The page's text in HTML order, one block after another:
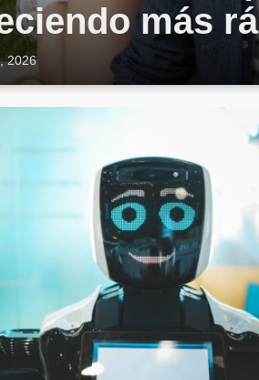
más
2026